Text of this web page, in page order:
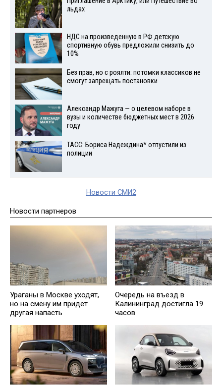
льдах
НДС на произведенную в РФ детскую
спортивную обувь предложили снизить до
10%
Без прав, но с роялти: потомки классиков не
смогут запрещать постановки
Александр Мажуга — о целевом наборе в
вузы и количестве бюджетных мест в 2026
году
ТАСС: Бориса Надеждина* отпустили из
полиции
Новости СМИ2
Новости партнеров
Ураганы в Москве уходят,
но на смену им придет
другая напасть
Очередь на въезд в
Калининград достигла 19
часов